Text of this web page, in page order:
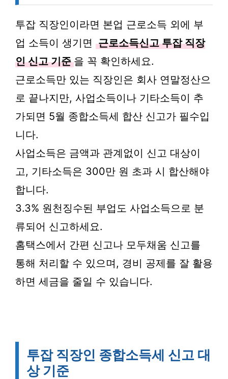
투잡 직장인이라면 본업 근로소득 외에 부
업 소득이 생기면 근로소득신고 투잡 직장
인 신고 기준 을 꼭 확인하세요.
근로소득만 있는 직장인은 회사 연말정산으
로 끝나지만, 사업소득이나 기타소득이 추
가되면 5월 종합소득세 합산 신고가 필수입
니다.
사업소득은 금액과 관계없이 신고 대상이
고, 기타소득은 300만 원 초과 시 합산해야
합니다.
3.3% 원천징수된 부업도 사업소득으로 분
류되어 신고하세요.
홈택스에서 간편 신고나 모두채움 신고를
통해 처리할 수 있으며, 경비 공제를 잘 활용
하면 세금을 줄일 수 있습니다.
투잡 직장인 종합소득세 신고 대
상 기준